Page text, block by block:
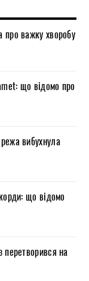
про важку хворобу
що відомо про
вибухнула
що відомо
перетворився на